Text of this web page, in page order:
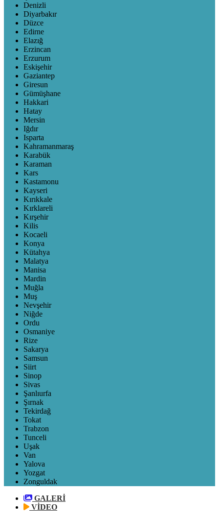
Denizli
Diyarbakır
Düzce
Edirne
Elazığ
Erzincan
Erzurum
Eskişehir
Gaziantep
Giresun
Gümüşhane
Hakkari
Hatay
Mersin
Iğdır
Isparta
Kahramanmaraş
Karabük
Karaman
Kars
Kastamonu
Kayseri
Kırıkkale
Kırklareli
Kırşehir
Kilis
Kocaeli
Konya
Kütahya
Malatya
Manisa
Mardin
Muğla
Muş
Nevşehir
Niğde
Ordu
Osmaniye
Rize
Sakarya
Samsun
Siirt
Sinop
Sivas
Şanlıurfa
Şırnak
Tekirdağ
Tokat
Trabzon
Tunceli
Uşak
Van
Yalova
Yozgat
Zonguldak
GALERİ
VİDEO